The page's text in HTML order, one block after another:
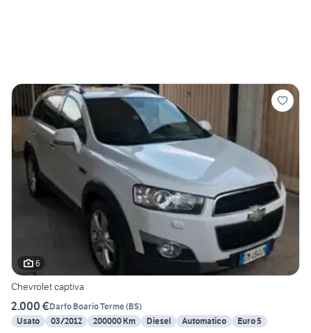
6
Chevrolet captiva
2.000 €Darfo Boario Terme(BS)
Usato
03/2012 200000 Km Diesel Automatico Euro 5